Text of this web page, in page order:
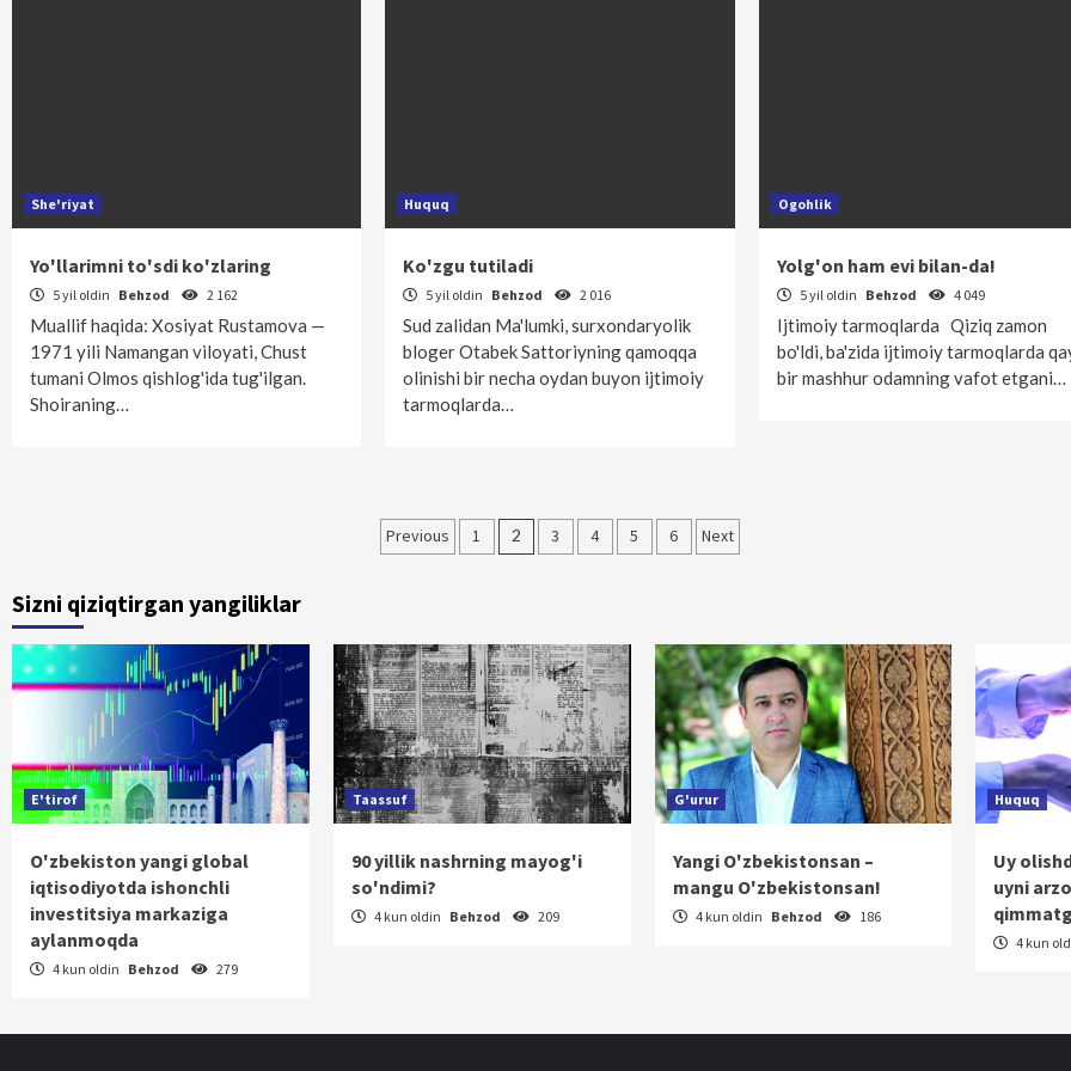
She'riyat
Yo'llarimni to'sdi ko'zlaring
5 yil oldin Behzod 2 162
Muallif haqida: Xosiyat Rustamova —
1971 yili Namangan viloyati, Chust
tumani Olmos qishlog'ida tug'ilgan.
Shoiraning…
Huquq
Ko'zgu tutiladi
5 yil oldin Behzod 2 016
Sud zalidan Ma'lumki, surxondaryolik
bloger Otabek Sattoriyning qamoqqa
olinishi bir necha oydan buyon ijtimoiy
tarmoqlarda…
Ogohlik
Yolg'on ham evi bilan-da!
5 yil oldin Behzod 4 049
Ijtimoiy tarmoqlarda Qiziq zamon
bo'ldi, ba'zida ijtimoiy tarmoqlarda
bir mashhur odamning vafot etgani…
Maqolalar
Previous 1 2 3 4 5 6 Next
Sizni qiziqtirgan yangiliklar
E'tirof
O'zbekiston yangi global
iqtisodiyotda ishonchli
investitsiya markaziga
aylanmoqda
4 kun oldin Behzod 279
Taassuf
90 yillik nashrning mayog'i
so'ndimi?
4 kun oldin Behzod 209
G'urur
Yangi O'zbekistonsan –
mangu O'zbekistonsan!
4 kun oldin Behzod 186
Huquq
Uy
uyni
4 kun